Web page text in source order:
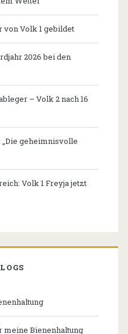
von Volk 1 gebildet
2026 bei den
– Volk 2 nach 16
geheimnisvolle
Volk 1 Freyja jetzt
meine Bienenhaltung